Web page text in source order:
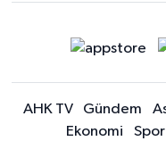
AHK TV Gündem
Ekonomi
Spor